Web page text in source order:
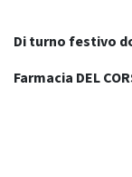
Di turno festivo
Farmacia DEL